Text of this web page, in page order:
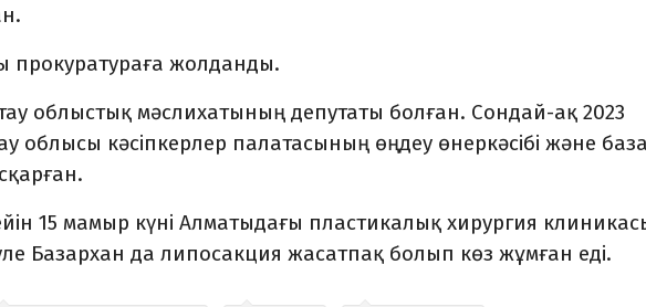
прокуратураға жолданды.
облыстық мәслихатының депутаты болған. Сондай-ақ 2023
облысы кәсіпкерлер палатасының өңдеу өнеркәсібі және
15 мамыр күні Алматыдағы пластикалық хирургия
Базархан да липосакция жасатпақ болып көз жұмған еді.